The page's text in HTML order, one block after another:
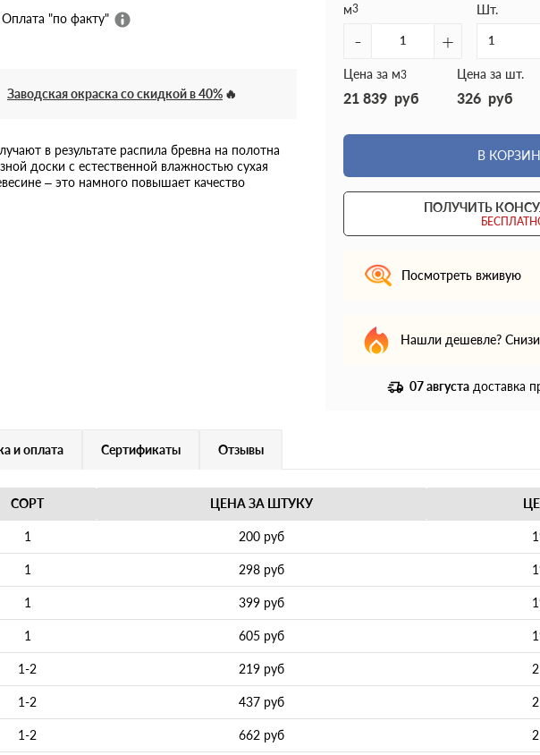
Оплата "по факту"
Заводская окраска со скидкой в 40%
в результате распила бревна на полотна
доски с естественной влажностью сухая
– это намного повышает качество
м3
- +
Шт.
Цена за м3
21 839 руб
Цена за шт.
326 руб
В
ПОЛУЧИТЬ
Посмотреть вживую
Нашли дешевле?
07 августа доставка
и оплата Сертификаты Отзывы
СОРТ ЦЕНА ЗА ШТУКУ
1 200 руб
1 298 руб
1 399 руб
1 605 руб
1-2 219 руб
1-2 437 руб
1-2 662 руб